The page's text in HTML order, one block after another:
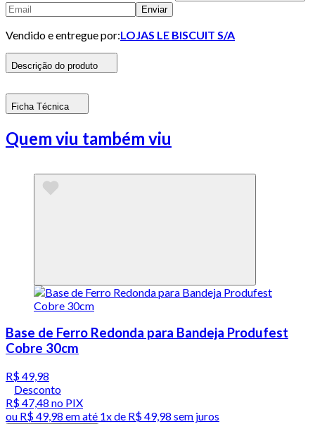
Enviar
Vendido e entregue por:LOJAS LE BISCUIT S/A
Descrição do produto
Ficha Técnica
Quem viu também viu
Base de Ferro Redonda para Bandeja Produfest
Cobre 30cm
R$ 49,98
Desconto
R$ 47,48 no PIX
ou R$ 49,98 em até 1x de R$ 49,98 sem juros